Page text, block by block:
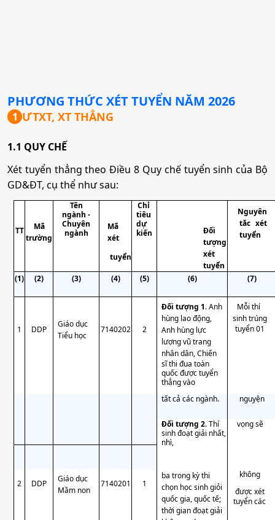
PHƯƠNG THỨC XÉT TUYỂN NĂM 2026
1 ƯTXT, XT THẲNG
1.1 QUY CHẾ
Xét tuyển thẳng theo Điều 8 Quy chế tuyển sinh của Bộ
GD&ĐT, cụ thể như sau:
TT
Mã
trường
Tên
ngành -
Chuyên
ngành
Mã
xét
tuyển
Chỉ
tiêu
dự
kiến
Đối
tượng
xét
tuyển
Nguyên
tắc xét
tuyển
(1) (2) (3) (4) (5) (6) (7)
1 DDP
Giáo dục
Tiểu học
7140202 2
Đối tượng 1. Anh
hùng lao động,
Anh hùng lực
lượng vũ trang
nhân dân, Chiến
sĩ thi đua toàn
quốc được tuyển
thẳng vào
Mỗi thí
sinh trúng
tuyển 01
tất cả các ngành. nguyện
Đối tượng 2. Thí
sinh đoạt giải nhất,
nhì,
vọng sẽ
2 DDP
Giáo dục
Mầm non
7140201 1
ba trong kỳ thi
chọn học sinh giỏi
quốc gia, quốc tế;
thời gian đoạt giải
không
được xét
tuyển các